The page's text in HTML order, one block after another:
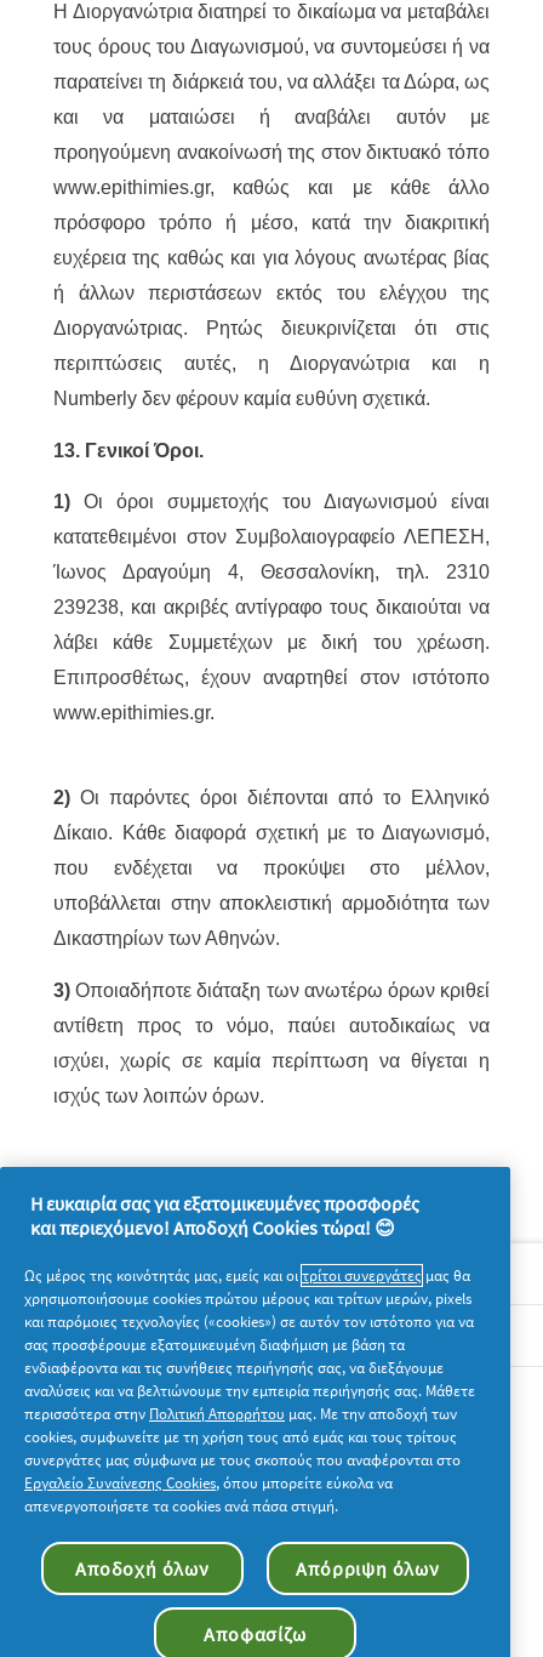
Η Διοργανώτρια διατηρεί το δικαίωμα να μεταβάλει
τους όρους του Διαγωνισμού, να συντομεύσει ή να
παρατείνει τη διάρκειά του, να αλλάξει τα Δώρα, ως
και να ματαιώσει ή αναβάλει αυτόν με
προηγούμενη ανακοίνωσή της στον δικτυακό τόπο
www.epithimies.gr, καθώς και με κάθε άλλο
πρόσφορο τρόπο ή μέσο, κατά την διακριτική
ευχέρεια της καθώς και για λόγους ανωτέρας βίας
ή άλλων περιστάσεων εκτός του ελέγχου της
Διοργανώτριας. Ρητώς διευκρινίζεται ότι στις
περιπτώσεις αυτές, η Διοργανώτρια και η
Numberly δεν φέρουν καμία ευθύνη σχετικά.
13. Γενικοί Όροι.
1) Οι όροι συμμετοχής του Διαγωνισμού είναι
κατατεθειμένοι στον Συμβολαιογραφείο ΛΕΠΕΣΗ,
Ίωνος Δραγούμη 4, Θεσσαλονίκη, τηλ. 2310
239238, και ακριβές αντίγραφο τους δικαιούται να
λάβει κάθε Συμμετέχων με δική του χρέωση.
Επιπροσθέτως, έχουν αναρτηθεί στον ιστότοπο
www.epithimies.gr.
2) Οι παρόντες όροι διέπονται από το Ελληνικό
Δίκαιο. Κάθε διαφορά σχετική με το Διαγωνισμό,
που ενδέχεται να προκύψει στο μέλλον,
υποβάλλεται στην αποκλειστική αρμοδιότητα των
Δικαστηρίων των Αθηνών.
3)Οποιαδήποτε διάταξη των ανωτέρω όρων κριθεί
αντίθετη προς το νόμο, παύει αυτοδικαίως να
ισχύει, χωρίς σε καμία περίπτωση να θίγεται η
ισχύς των λοιπών όρων.
Σχετικά με την P&G
Νομικά
Ακολουθήστε μας
© 2026 Procter & Gamble. Με την επιφύλαξη παντός
δικαιώματος. Η χρήση και η πρόσβαση στις πληροφορίες σε
αυτόν τον ιστότοπο υπόκειται στους όρους και τις προϋποθέσεις
που καθορίζονται στη νομική συμφωνία μας.
Η ευκαιρία σας για εξατομικευμένες προσφορές
και περιεχόμενο! Αποδοχή Cookies τώρα! 😊
Ως μέρος της κοινότητάς μας, εμείς και οιτρίτοι συνεργάτες μας θα
χρησιμοποιήσουμε cookies πρώτου μέρους και τρίτων μερών, pixels
και παρόμοιες τεχνολογίες («cookies») σε αυτόν τον ιστότοπο για να
σας προσφέρουμε εξατομικευμένη διαφήμιση με βάση τα
ενδιαφέροντα και τις συνήθειες περιήγησής σας, να διεξάγουμε
αναλύσεις και να βελτιώνουμε την εμπειρία περιήγησής σας. Μάθετε
περισσότερα στην Πολιτική Απορρήτου μας. Με την αποδοχή των
cookies, συμφωνείτε με τη χρήση τους από εμάς και τους τρίτους
συνεργάτες μας σύμφωνα με τους σκοπούς που αναφέρονται στο
Εργαλείο Συναίνεσης Cookies, όπου μπορείτε εύκολα να
απενεργοποιήσετε τα cookies ανά πάσα στιγμή.
Αποδοχή όλων Απόρριψη όλων
Αποφασίζω